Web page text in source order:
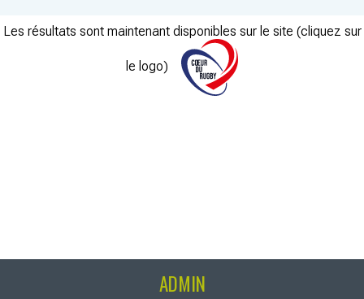
Les résultats sont maintenant disponibles sur le site (cliquez sur
le logo)
ADMIN